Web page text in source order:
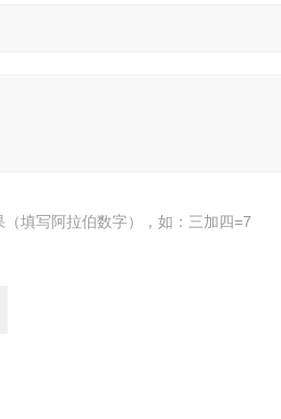
（填写阿拉伯数字），如：三加四=7